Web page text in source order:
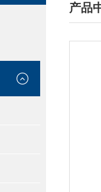
产品
/